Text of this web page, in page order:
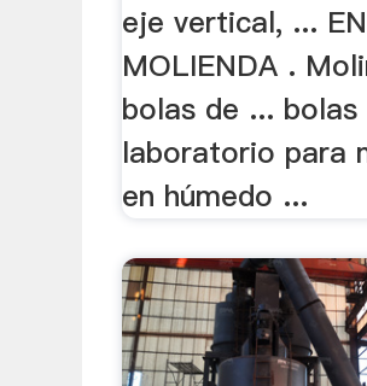
eje vertical, ...
MOLIENDA .
bolas de ... bolas
laboratorio para
en húmedo ...